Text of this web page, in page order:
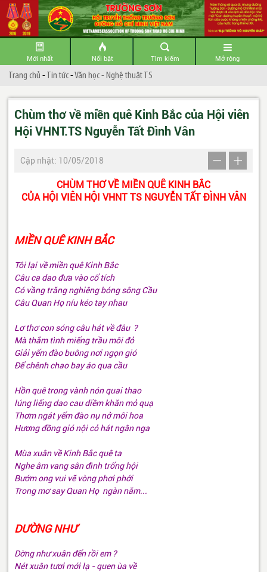
Mới nhất Nổi bật Tìm kiếm Mở rộng
Trang chủ -Tin tức-Văn học - Nghệ thuật TS
Chùm thơ về miền quê Kinh Bắc của Hội viên
Hội VHNT.TS Nguyễn Tất Đình Vân
Cập nhật: 10/05/2018
CHÙM THƠ VỀ MIỀN QUÊ KINH BẮC
CỦA HỘI VIÊN HỘI VHNT TS NGUYỄN TẤT ĐÌNH VÂN
MIỀN QUÊ KINH BẮC
Tôi lại về miền quê Kinh Bắc
Câu ca dao đưa vào cổ tích
Có vầng trăng nghiêng bóng sông Cầu
Câu Quan Họ níu kéo tay nhau
Lơ thơ con sóng câu hát về đâu ?
Mà thắm tình miếng trầu môi đỏ
Giải yếm đào buông nơi ngọn gió
Để chênh chao bay áo qua cầu
Hồn quê trong vành nón quai thao
lúng liếng dao cau diềm khăn mỏ quạ
Thơm ngát yếm đào nụ nở môi hoa
Hương đồng gió nội cỏ hát ngân nga
Mùa xuân về Kinh Bắc quê ta
Nghe âm vang sân đình trống hội
Bướm ong vui vẽ vòng phơi phới
Trong mơ say Quan Họ ngàn năm...
DƯỜNG NHƯ
Dờng như xuân đến rồi em ?
Nét xuân tươi mới lạ - quen ùa về